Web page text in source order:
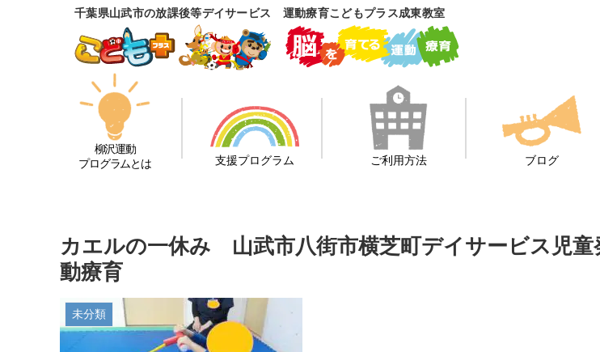
千葉県山武市の放課後等デイサービス 運動療育こどもプラス成東教室
柳沢運動
プログラムとは
支援プログラム ご利用方法 ブログ
カエルの一休み 山武市八街市横芝町デイサービス児童
動療育
未分類